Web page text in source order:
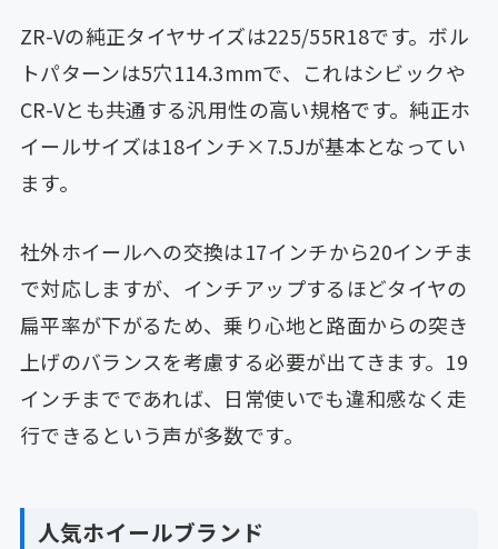
ZR-Vの純正タイヤサイズは225/55R18です。ボル
トパターンは5穴114.3mmで、これはシビックや
CR-Vとも共通する汎用性の高い規格です。純正ホ
イールサイズは18インチ×7.5Jが基本となってい
ます。
社外ホイールへの交換は17インチから20インチま
で対応しますが、インチアップするほどタイヤの
扁平率が下がるため、乗り心地と路面からの突き
上げのバランスを考慮する必要が出てきます。19
インチまでであれば、日常使いでも違和感なく走
行できるという声が多数です。
人気ホイールブランド